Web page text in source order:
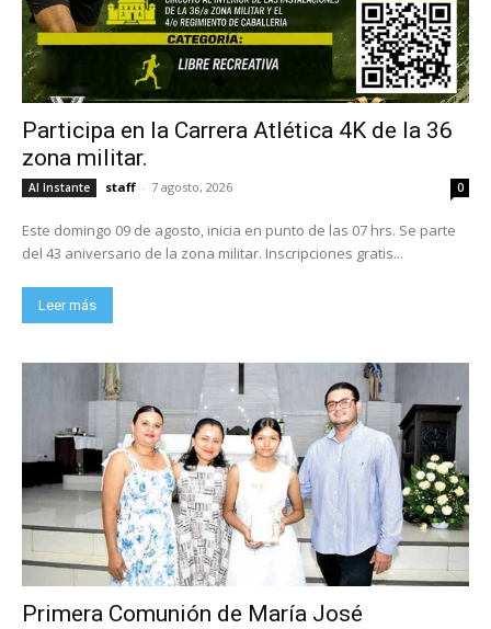
Participa en la Carrera Atlética 4K de la 36
zona militar.
Al Instante staff - 7 agosto, 2026 0
Este domingo 09 de agosto, inicia en punto de las 07 hrs. Se parte
del 43 aniversario de la zona militar. Inscripciones gratis...
Leer más
Primera Comunión de María José